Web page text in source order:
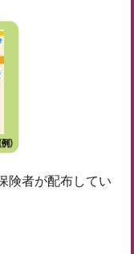
険者が配布してい